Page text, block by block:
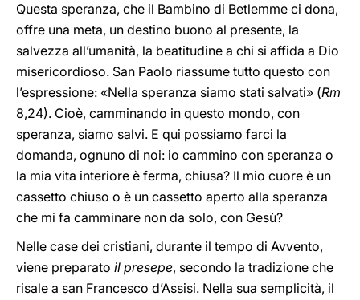
Questa speranza, che il Bambino di Betlemme ci dona,
offre una meta, un destino buono al presente, la
salvezza all’umanità, la beatitudine a chi si affida a Dio
misericordioso. San Paolo riassume tutto questo con
l’espressione: «Nella speranza siamo stati salvati» (Rm
8,24). Cioè, camminando in questo mondo, con
speranza, siamo salvi. E qui possiamo farci la
domanda, ognuno di noi: io cammino con speranza o
la mia vita interiore è ferma, chiusa? Il mio cuore è un
cassetto chiuso o è un cassetto aperto alla speranza
che mi fa camminare non da solo, con Gesù?
Nelle case dei cristiani, durante il tempo di Avvento,
viene preparato il presepe, secondo la tradizione che
risale a san Francesco d’Assisi. Nella sua semplicità, il